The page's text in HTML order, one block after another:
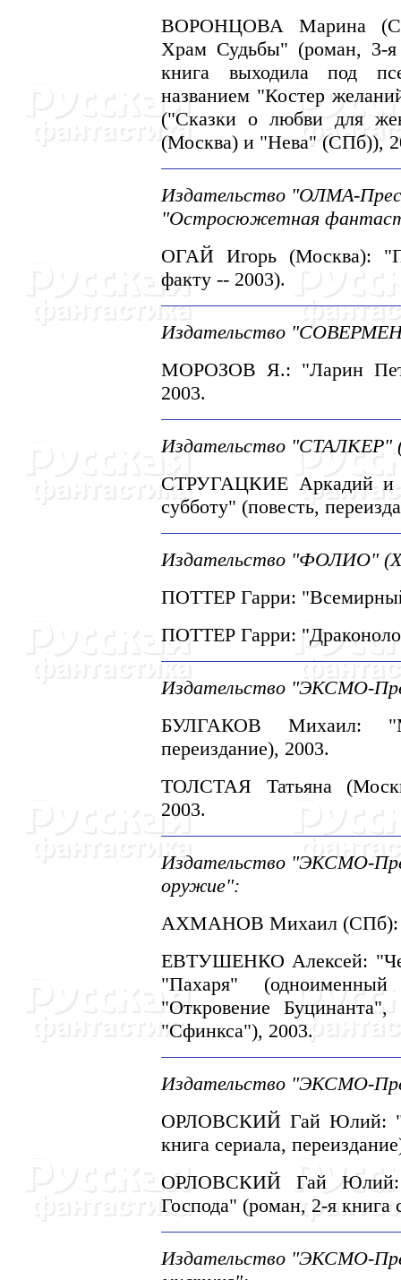
ВОРОHЦОВА Марина
Храм Судьбы" (роман, 3-я
книга выходила под
названием "Костер
("Сказки о любви для
(Москва) и "Hева" (СПб)),
Издательство "ОЛМА-
"Остросюжетная
ОГАЙ Игорь (Москва):
факту -- 2003).
Издательство
МОРОЗОВ Я.: "Ларин
2003.
Издательство "СТАЛКЕР"
СТРУГАЦКИЕ Аркадий и
субботу" (повесть,
Издательство "ФОЛИО"
ПОТТЕР Гарри:
ПОТТЕР Гарри:
Издательство "ЭКСМО-
БУЛГАКОВ Михаил:
переиздание), 2003.
ТОЛСТАЯ Татьяна
2003.
Издательство "ЭКСМО-
оружие":
АХМАHОВ Михаил (СПб):
ЕВТУШЕHКО Алексей:
"Пахаря"
"Откровение
"Сфинкса"), 2003.
Издательство "ЭКСМО-
ОРЛОВСКИЙ Гай Юлий:
книга сериала,
ОРЛОВСКИЙ Гай Юлий:
Господа" (роман, 2-я книга
Издательство "ЭКСМО-